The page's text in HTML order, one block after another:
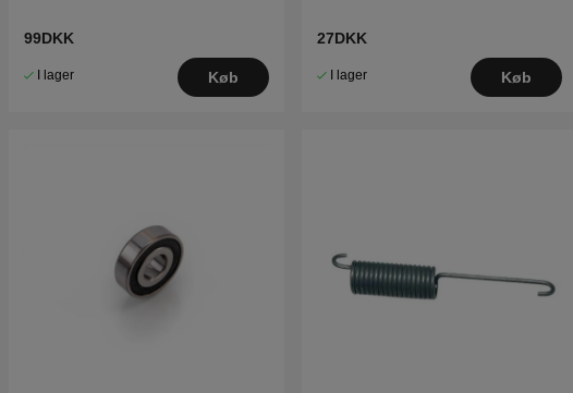
99DKK
I lager Køb
27DKK
I lager Køb